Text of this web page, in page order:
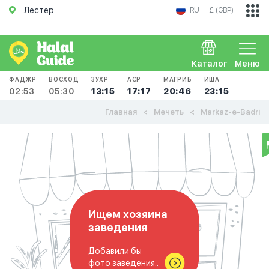
Лестер RU £ (GBP)
Меню
Каталог
ФАДЖР
02:53
ВОСХОД
05:30
ЗУХР
13:15
АСР
17:17
МАГРИБ
20:46
ИША
23:15
Главная Мечеть Markaz-e-Badri
Ищем хозяина
заведения
Добавили бы
фото заведения..